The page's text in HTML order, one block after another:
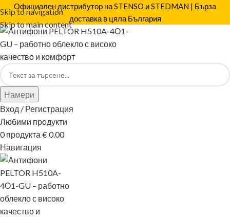
Skip to navigation
Skip to main content
Официален дистрибутор на STENSO и STEDMAN | Бърза
доставка в цяла България
Намери
Вход / Регистрация
Любими продукти
0продукта €0.00
Навигация